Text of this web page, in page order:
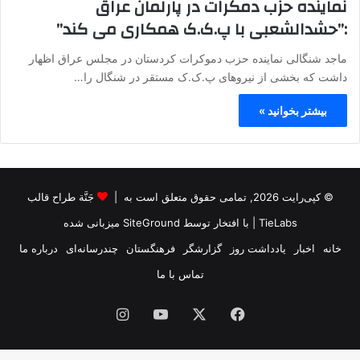
نماینده حزب دمکرات در پارلمان عراق
:”حشدالشعبی با پ.ک.ک همکاری می کند”
ماجد شنگالی نماینده حزب دموکرات کردستان در مجلس عراق اظهار
داشت که بخشی از نیروهای پ.ک.ک مستقر در شنگال را…
بیشتر بخوانید »
© کپی‌رایت 2026, تمامی حقوق متعلق است به |
جَنَّة طراح قالب
TieLabs | با افتخار توسط SiteGround میزبانی شده
خانه
اخبار یادداشت روز گزارشگر فرهنگستان چندرسانه‌ای
درباره ما
تماس با ما
فیس
بوک
یوتیوب